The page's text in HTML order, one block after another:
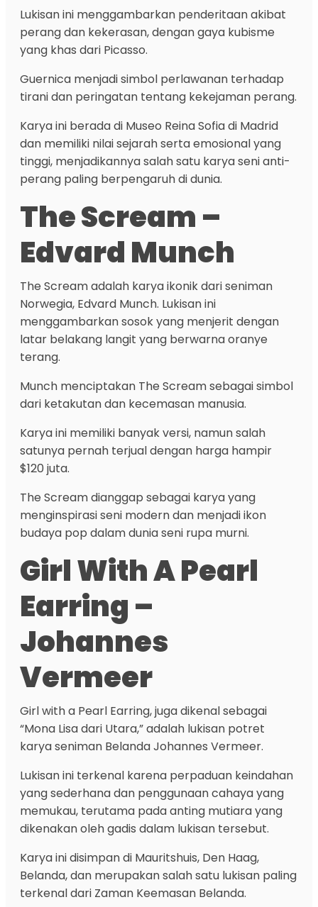
Lukisan ini menggambarkan penderitaan akibat
perang dan kekerasan, dengan gaya kubisme
yang khas dari Picasso.
Guernica menjadi simbol perlawanan terhadap
tirani dan peringatan tentang kekejaman perang.
Karya ini berada di Museo Reina Sofia di Madrid
dan memiliki nilai sejarah serta emosional yang
tinggi, menjadikannya salah satu karya seni anti-
perang paling berpengaruh di dunia.
The Scream –
Edvard Munch
The Scream adalah karya ikonik dari seniman
Norwegia, Edvard Munch. Lukisan ini
menggambarkan sosok yang menjerit dengan
latar belakang langit yang berwarna oranye
terang.
Munch menciptakan The Scream sebagai simbol
dari ketakutan dan kecemasan manusia.
Karya ini memiliki banyak versi, namun salah
satunya pernah terjual dengan harga hampir
$120 juta.
The Scream dianggap sebagai karya yang
menginspirasi seni modern dan menjadi ikon
budaya pop dalam dunia seni rupa murni.
Girl With A Pearl
Earring –
Johannes
Vermeer
Girl with a Pearl Earring, juga dikenal sebagai
“Mona Lisa dari Utara,” adalah lukisan potret
karya seniman Belanda Johannes Vermeer.
Lukisan ini terkenal karena perpaduan keindahan
yang sederhana dan penggunaan cahaya yang
memukau, terutama pada anting mutiara yang
dikenakan oleh gadis dalam lukisan tersebut.
Karya ini disimpan di Mauritshuis, Den Haag,
Belanda, dan merupakan salah satu lukisan paling
terkenal dari Zaman Keemasan Belanda.